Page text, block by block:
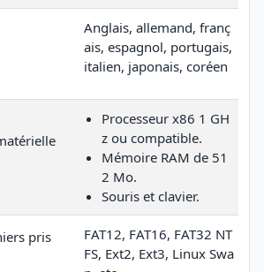
Anglais, allemand, franç
ais, espagnol, portugais,
italien, japonais, coréen
Processeur x86 1 GH
z ou compatible.
Mémoire RAM de 51
2 Mo.
Souris et clavier.
pris
FAT12, FAT16, FAT32 NT
FS, Ext2, Ext3, Linux Swa